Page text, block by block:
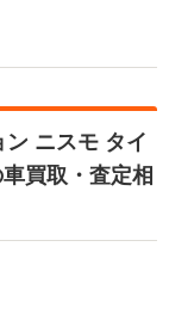
ニスモ タイ
買取・査定相